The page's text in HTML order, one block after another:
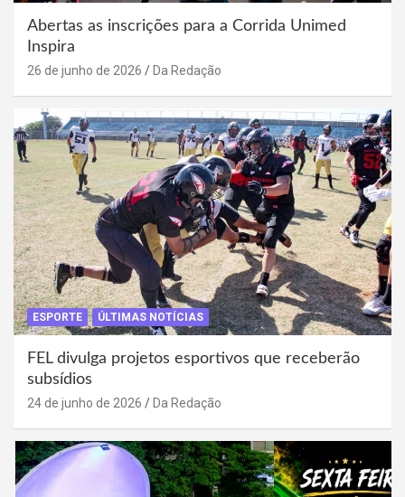
Abertas as inscrições para a Corrida Unimed
Inspira
26 de junho de 2026 Da Redação
ESPORTE ÚLTIMAS NOTÍCIAS
FEL divulga projetos esportivos que receberão
subsídios
24 de junho de 2026 Da Redação